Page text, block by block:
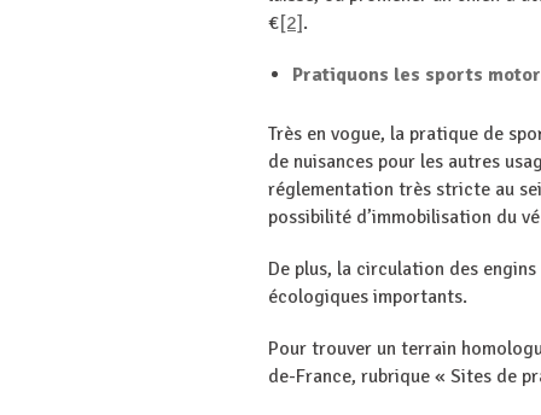
€[2].
Pratiquons les sports
Très en vogue, la pratique de
de nuisances pour les autres
réglementation très stricte au
possibilité d’immobilisation du
De plus, la circulation des
écologiques importants.
Pour trouver un terrain
de-France, rubrique « Sites de